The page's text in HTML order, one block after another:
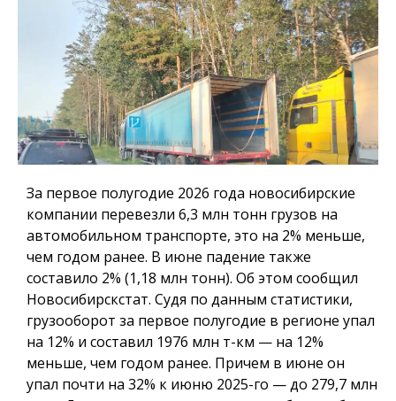
За первое полугодие 2026 года новосибирские
компании перевезли 6,3 млн тонн грузов на
автомобильном транспорте, это на 2% меньше,
чем годом ранее. В июне падение также
составило 2% (1,18 млн тонн). Об этом сообщил
Новосибирскстат. Судя по данным статистики,
грузооборот за первое полугодие в регионе упал
на 12% и составил 1976 млн т-км — на 12%
меньше, чем годом ранее. Причем в июне он
упал почти на 32% к июню 2025-го — до 279,7 млн